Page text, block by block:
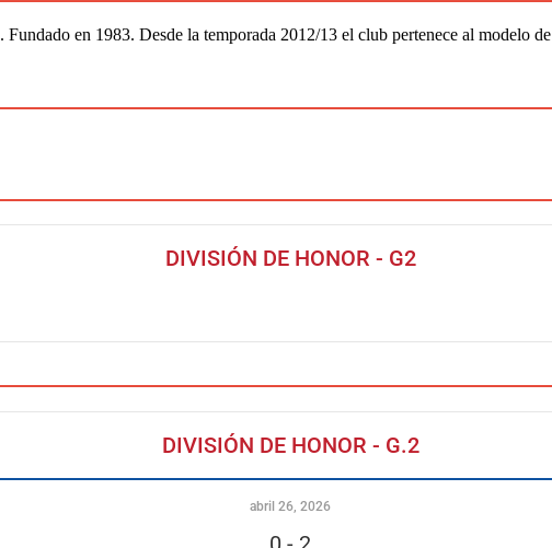
. Fundado en 1983. Desde la temporada 2012/13 el club pertenece al modelo de
DIVISIÓN DE HONOR - G2
DIVISIÓN DE HONOR - G.2
abril 26, 2026